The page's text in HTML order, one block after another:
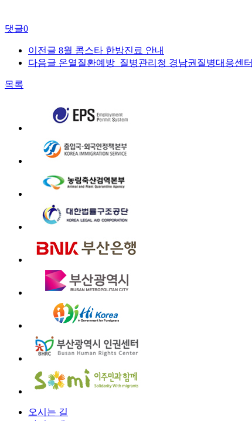
댓글0
이전글 8월 콤스타 한방진료 안내
다음글 온열질환예방_질병관리청 경남권질병대응센터
목록
오시는 길